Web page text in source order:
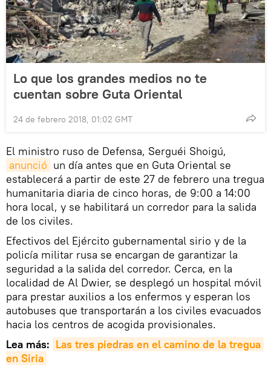
Lo que los grandes medios no te
cuentan sobre Guta Oriental
24 de febrero 2018, 01:02 GMT
El ministro ruso de Defensa, Serguéi Shoigú,
anunció un día antes que en Guta Oriental se
establecerá a partir de este 27 de febrero una tregua
humanitaria diaria de cinco horas, de 9:00 a 14:00
hora local, y se habilitará un corredor para la salida
de los civiles.
Efectivos del Ejército gubernamental sirio y de la
policía militar rusa se encargan de garantizar la
seguridad a la salida del corredor. Cerca, en la
localidad de Al Dwier, se desplegó un hospital móvil
para prestar auxilios a los enfermos y esperan los
autobuses que transportarán a los civiles evacuados
hacia los centros de acogida provisionales.
Lea más: Las tres piedras en el camino de la tregua
en Siria